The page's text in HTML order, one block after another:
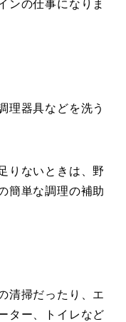
ンの仕事になりま
理器具などを洗う
りないときは、野
簡単な調理の補助
清掃だったり、エ
ター、トイレなど